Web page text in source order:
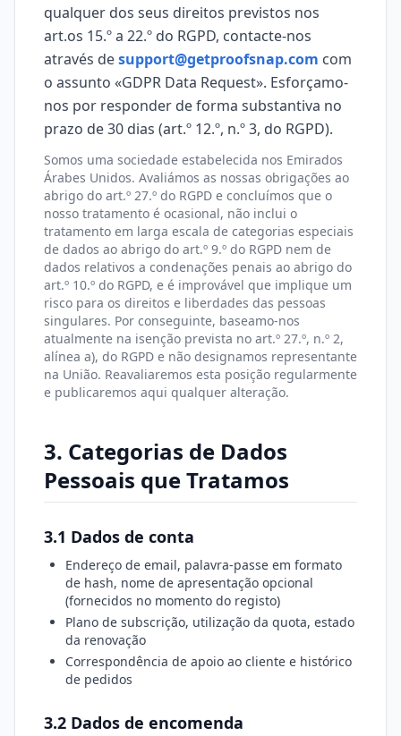
qualquer dos seus direitos previstos nos
art.os 15.º a 22.º do RGPD, contacte-nos
através desupport@getproofsnap.com com
o assunto «GDPR Data Request». Esforçamo-
nos por responder de forma substantiva no
prazo de 30 dias (art.º 12.º, n.º 3, do RGPD).
Somos uma sociedade estabelecida nos Emirados
Árabes Unidos. Avaliámos as nossas obrigações ao
abrigo do art.º 27.º do RGPD e concluímos que o
nosso tratamento é ocasional, não inclui o
tratamento em larga escala de categorias especiais
de dados ao abrigo do art.º 9.º do RGPD nem de
dados relativos a condenações penais ao abrigo do
art.º 10.º do RGPD, e é improvável que implique um
risco para os direitos e liberdades das pessoas
singulares. Por conseguinte, baseamo-nos
atualmente na isenção prevista no art.º 27.º, n.º 2,
alínea a), do RGPD e não designamos representante
na União. Reavaliaremos esta posição regularmente
e publicaremos aqui qualquer alteração.
3. Categorias de Dados
Pessoais que Tratamos
3.1 Dados de conta
Endereço de email, palavra-passe em formato
de hash, nome de apresentação opcional
(fornecidos no momento do registo)
Plano de subscrição, utilização da quota, estado
da renovação
Correspondência de apoio ao cliente e histórico
de pedidos
3.2 Dados de encomenda